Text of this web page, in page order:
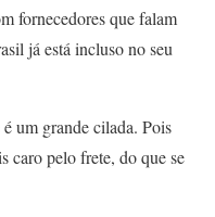
fornecedores que falam
já está incluso no seu
um grande cilada. Pois
caro pelo frete, do que se